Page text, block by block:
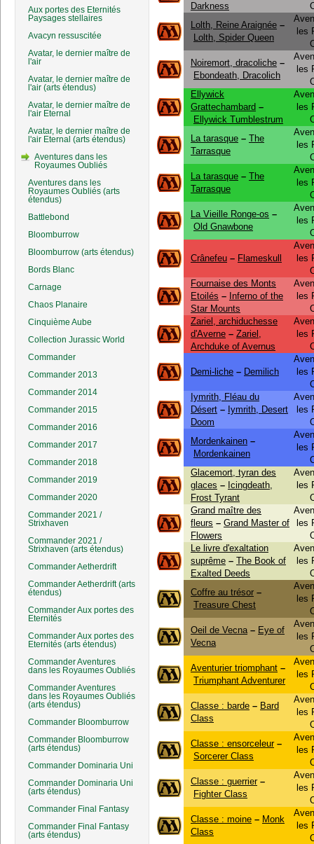
Aux portes des Eternités
Paysages stellaires
Avacyn ressuscitée
Avatar, le dernier maître de
l'air
Avatar, le dernier maître de
l'air (arts étendus)
Avatar, le dernier maître de
l'air Eternal
Avatar, le dernier maître de
l'air Eternal (arts étendus)
Aventures dans les
Royaumes Oubliés
Aventures dans les
Royaumes Oubliés (arts
étendus)
Battlebond
Bloomburrow
Bloomburrow (arts étendus)
Bords Blanc
Carnage
Chaos Planaire
Cinquième Aube
Collection Jurassic World
Commander
Commander 2013
Commander 2014
Commander 2015
Commander 2016
Commander 2017
Commander 2018
Commander 2019
Commander 2020
Commander 2021 /
Strixhaven
Commander 2021 /
Strixhaven (arts étendus)
Commander Aetherdrift
Commander Aetherdrift (arts
étendus)
Commander Aux portes des
Eternités
Commander Aux portes des
Eternités (arts étendus)
Commander Aventures
dans les Royaumes Oubliés
Commander Aventures
dans les Royaumes Oubliés
(arts étendus)
Commander Bloomburrow
Commander Bloomburrow
(arts étendus)
Commander Dominaria Uni
Commander Dominaria Uni
(arts étendus)
Commander Final Fantasy
Commander Final Fantasy
(arts étendus)
Darkness
Lolth, Reine Araignée –
Lolth, Spider Queen
les
Noiremort, dracoliche –
Ebondeath, Dracolich
les
Ellywick
Grattechambard –
Ellywick Tumblestrum
les
La tarasque – The
Tarrasque
les
La tarasque – The
Tarrasque
les
La Vieille Ronge-os –
Old Gnawbone
les
Crânefeu – Flameskull
les
Fournaise des Monts
Etoilés – Inferno of the
Star Mounts
les
Zariel, archiduchesse
d'Averne – Zariel,
Archduke of Avernus
les
Demi-liche – Demilich
les
Iymrith, Fléau du
Désert – Iymrith, Desert
Doom
les
Mordenkainen –
Mordenkainen
les
Glacemort, tyran des
glaces – Icingdeath,
Frost Tyrant
les
Grand maître des
fleurs – Grand Master of
Flowers
les
Le livre d'exaltation
suprême – The Book of
Exalted Deeds
les
Coffre au trésor –
Treasure Chest
les
Oeil de Vecna– Eye of
Vecna
les
Aventurier triomphant –
Triumphant Adventurer
les
Classe : barde – Bard
Class
les
Classe : ensorceleur–
Sorcerer Class
les
Classe : guerrier–
Fighter Class
les
Classe : moine – Monk
Class
les